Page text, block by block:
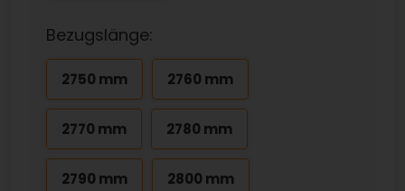
Bezugslänge:
2750 mm 2760 mm
2770 mm 2780 mm
2790 mm 2800 mm